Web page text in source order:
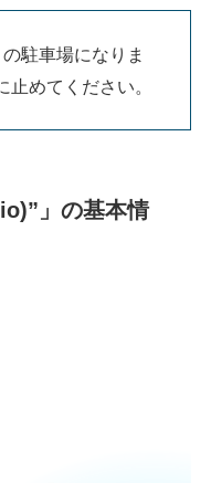
駐車場になりま
めてください。
」の基本情